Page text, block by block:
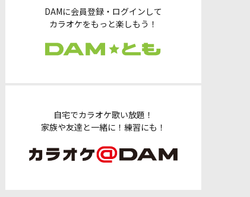
DAMに会員登録・ログインして
カラオケをもっと楽しもう！
自宅でカラオケ歌い放題！
家族や友達と一緒に！練習にも！